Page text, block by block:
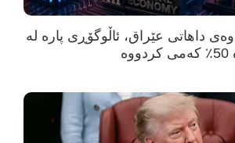
داهاتی عێراق، ئاڵوگۆڕی پارە لە